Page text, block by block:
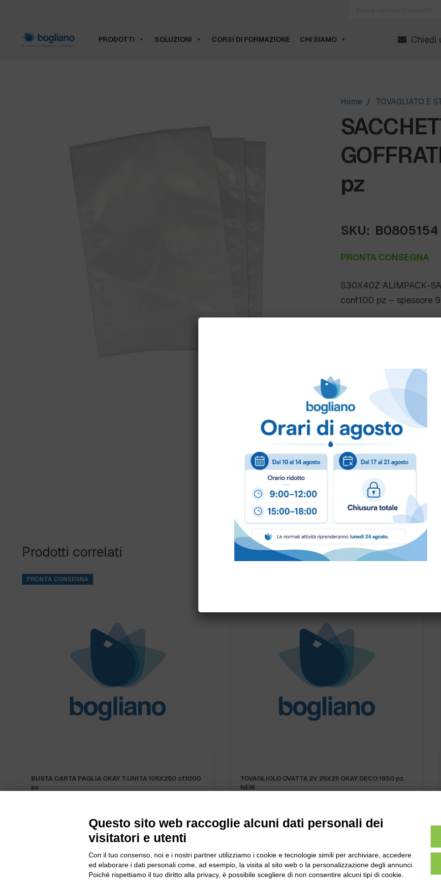
PRODOTTI SOLUZIONI CORSI DI FORMAZIONE CHI SIAMO Chiedi
Home / TOVAGLIATO E
pz
SKU: B0805154
PRONTA CONSEGNA
S30X40Z ALIMPACK-
conf.100 pz – spessore
Come ordinare?
Puoi ordinare chiamando al
info@bogliano.it.
Per ogni informazione
Prodotti correlati
TOVAGLIOLO OVATTA 2V 25X25 OKAY DECO 1950 pz.
NEW
CARTA ALIMENTARE LOGATA 50×75 KRAFT BIANCO
KG…
Bogliano Srl
Tel:0172-478161
Questo sito web raccoglie alcuni dati personali dei
visitatori e utenti
Con il tuo consenso, noi e i nostri partner utilizziamo i cookie e tecnologie simili per archiviare, accedere
ed elaborare i dati personali come, ad esempio, la visita al sito web o la personalizzazione degli annunci.
Poiché rispettiamo il tuo diritto alla privacy, è possibile scegliere di non consentire alcuni tipi di cookie.